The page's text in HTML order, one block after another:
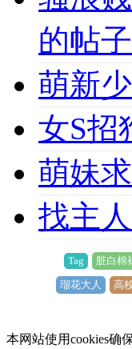
的帖
萌新
女S招
萌妹
找主人
Tag 脏白棉
瑠花大人
高
本网站使用cookies确